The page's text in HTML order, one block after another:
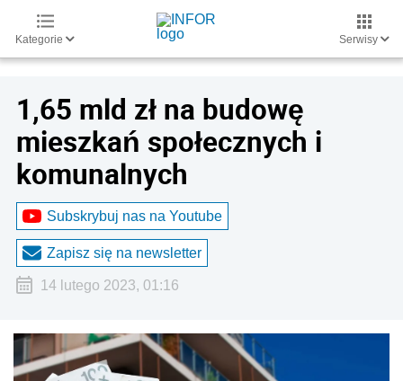
Kategorie Serwisy
1,65 mld zł na budowę
mieszkań społecznych i
komunalnych
Subskrybuj nas na Youtube
Zapisz się na newsletter
14 lutego 2023, 01:16